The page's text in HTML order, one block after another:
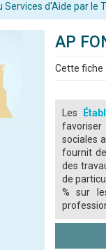
Services d'Aide par le
AP
Cette fiche
Les
favoriser
sociales
fournit
des
de
% sur